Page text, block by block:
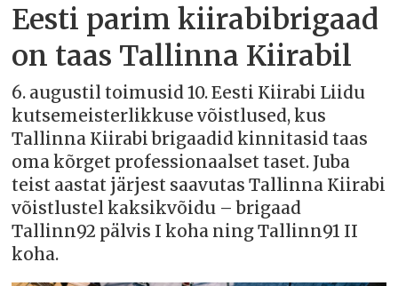
Eesti parim kiirabibrigaad
on taas Tallinna Kiirabil
6. augustil toimusid 10. Eesti Kiirabi Liidu
kutsemeisterlikkuse võistlused, kus
Tallinna Kiirabi brigaadid kinnitasid taas
oma kõrget professionaalset taset. Juba
teist aastat järjest saavutas Tallinna Kiirabi
võistlustel kaksikvõidu – brigaad
Tallinn92 pälvis I koha ning Tallinn91 II
koha.